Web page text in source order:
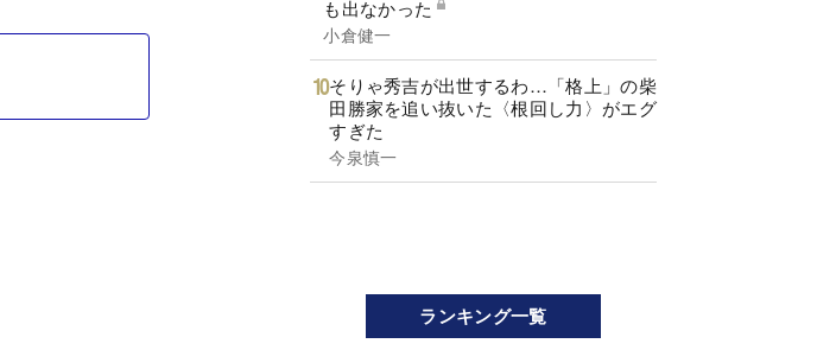
も出なかった
小倉健一
そりゃ秀吉が出世するわ…「格上」の柴
田勝家を追い抜いた〈根回し力〉がエグ
すぎた
今泉慎一
ランキング一覧